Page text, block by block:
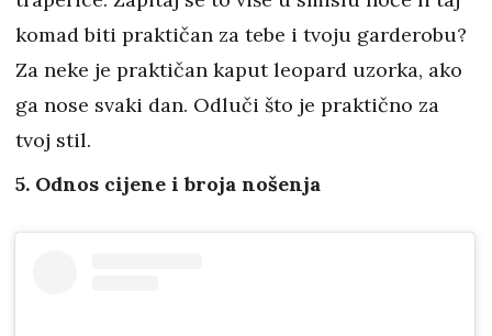
komad biti praktičan za tebe i tvoju garderobu?
Za neke je praktičan kaput leopard uzorka, ako
ga nose svaki dan. Odluči što je praktično za
tvoj stil.
5. Odnos cijene i broja nošenja